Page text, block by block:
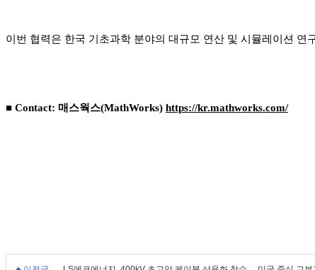
이번 협력은 한국 기초과학 분야의 대규모 연산 및 시뮬레이션 연
■ Contact: 매스웍스(MathWorks) https://kr.mathworks.com/